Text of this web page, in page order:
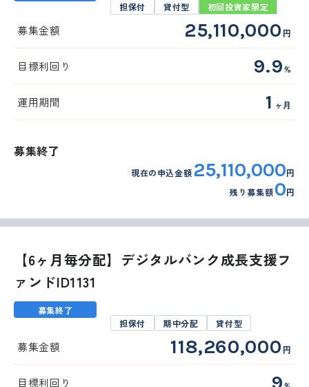
担保付 貸付型 初回投資家限定
募集金額 25,110,000 円
目標利回り 9.9%
運用期間 1 ヶ月
募集終了
現在の申込金額 25,110,000円
残り募集額0円
募集終了
【6ヶ月毎分配】デジタルバンク成長支援フ
ァンドID1131
担保付 期中分配 貸付型
募集金額 118,260,000 円
目標利回り